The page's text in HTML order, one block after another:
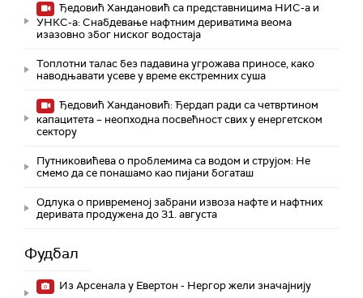
Ђедовић Хандановић са представницима НИС-а и
УНКС-а: Снабдевање нафтним дериватима веома
изазовно због ниског водостаја
Топлотни талас без падавина угрожава приносе, како
наводњавати усеве у време екстремних суша
Ђедовић Хандановић: Ђердап ради са четвртином
капацитета – неопходна посвећност свих у енергетском
сектору
Путниковићева о проблемима са водом и струјом: Не
смемо да се понашамо као пијани богаташ
Одлука о привременој забрани извоза нафте и нафтних
деривата продужена до 31. августа
Фудбал
Из Арсенала у Евертон - Нергор жели значајнију